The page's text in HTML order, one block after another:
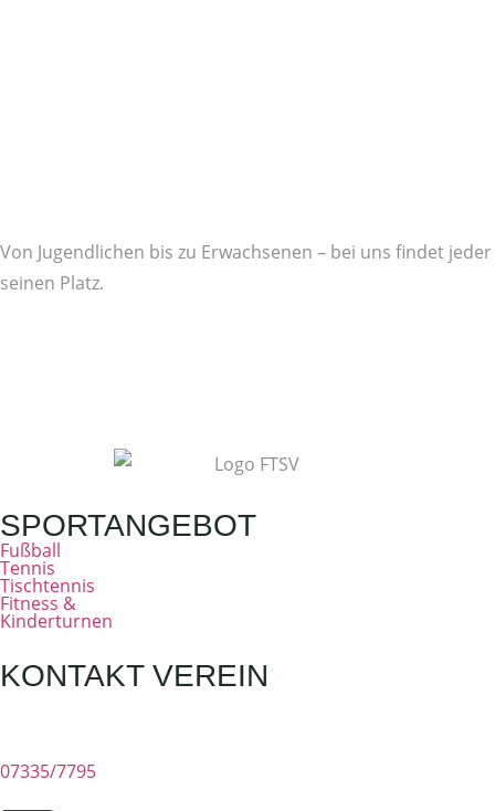
Von Jugendlichen bis zu Erwachsenen – bei uns findet jeder
seinen Platz.
SPORTANGEBOT
Fußball
Tennis
Tischtennis
Fitness &
Kinderturnen
KONTAKT VEREIN
07335/7795